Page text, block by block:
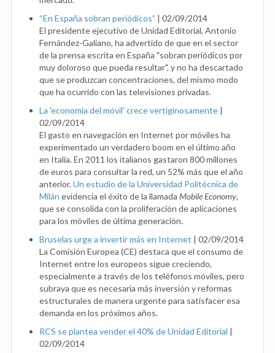
“En España sobran periódicos” | 02/09/2014
El presidente ejecutivo de Unidad Editorial, Antonio
Fernández-Galiano, ha advertido de que en el sector
de la prensa escrita en España "sobran periódicos por
muy doloroso que pueda resultar", y no ha descartado
que se produzcan concentraciones, del mismo modo
que ha ocurrido con las televisiones privadas.
La 'economía del móvil' crece vertiginosamente |
02/09/2014
El gasto en navegación en Internet por móviles ha
experimentado un verdadero boom en el último año
en Italia. En 2011 los italianos gastaron 800 millones
de euros para consultar la red, un 52% más que el año
anterior.Un estudio de la Universidad Politécnica de
Milán evidencia el éxito de la llamada Mobile Economy,
que se consolida con la proliferación de aplicaciones
para los móviles de última generación.
Bruselas urge a invertir más en Internet | 02/09/2014
La Comisión Europea (CE) destaca que el consumo de
Internet entre los europeos sigue creciendo,
especialmente a través de los teléfonos móviles, pero
subraya que es necesaria más inversión y reformas
estructurales de manera urgente para satisfacer esa
demanda en los próximos años.
RCS se plantea vender el 40% de Unidad Editorial |
02/09/2014